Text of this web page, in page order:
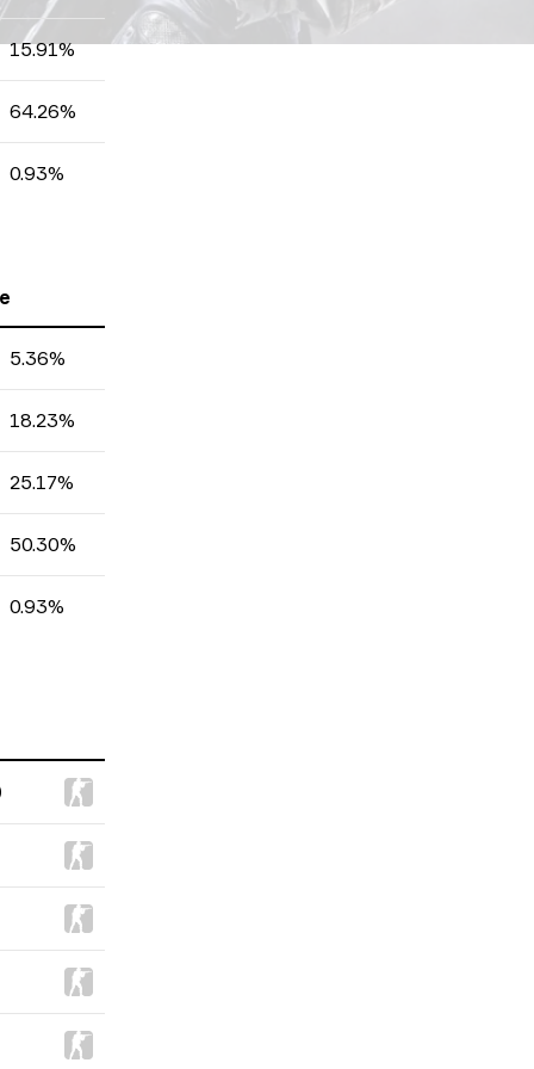
15.91%
64.26%
0.93%
5.36%
18.23%
25.17%
50.30%
0.93%